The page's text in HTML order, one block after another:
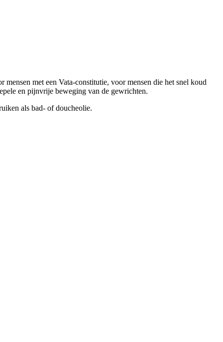
met een Vata-constitutie, voor mensen die het snel koud
en pijnvrije beweging van de gewrichten.
als bad- of doucheolie.